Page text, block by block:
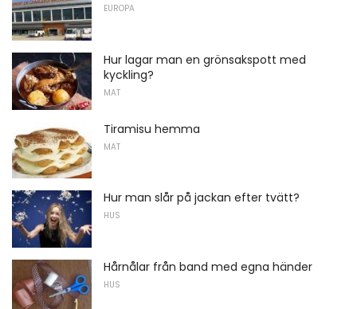
EUROPA
Hur lagar man en grönsakspott med
kyckling?
MAT
Tiramisu hemma
MAT
Hur man slår på jackan efter tvätt?
HUS
Hårnålar från band med egna händer
HUS